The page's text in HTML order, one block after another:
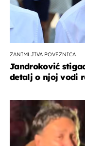
ZANIMLJIVA POVEZNICA
Jandroković
detalj o njoj vodi